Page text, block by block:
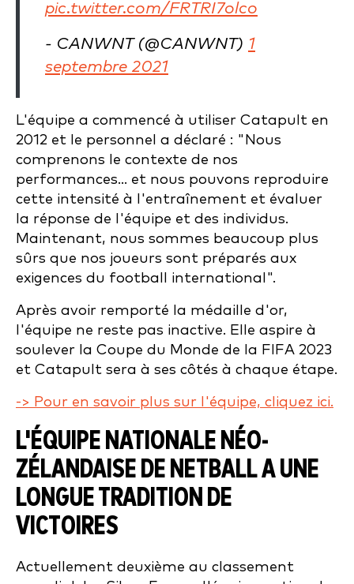
pic.twitter.com/FRTRI7olco
- CANWNT (@CANWNT) 1
septembre 2021
L'équipe a commencé à utiliser Catapult en
2012 et le personnel a déclaré : "Nous
comprenons le contexte de nos
performances... et nous pouvons reproduire
cette intensité à l'entraînement et évaluer
la réponse de l'équipe et des individus.
Maintenant, nous sommes beaucoup plus
sûrs que nos joueurs sont préparés aux
exigences du football international".
Après avoir remporté la médaille d'or,
l'équipe ne reste pas inactive. Elle aspire à
soulever la Coupe du Monde de la FIFA 2023
et Catapult sera à ses côtés à chaque étape.
-> Pour en savoir plus sur l'équipe, cliquez ici.
L'ÉQUIPE NATIONALE NÉO-
ZÉLANDAISE DE NETBALL A UNE
LONGUE TRADITION DE
VICTOIRES
Actuellement deuxième au classement